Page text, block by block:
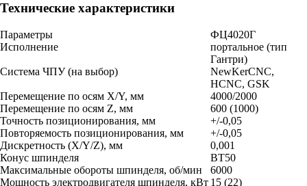
Технические характеристики
Параметры
ФЦ4020Г
Исполнение
портальное (тип
Гантри)
Система ЧПУ (на выбор)
NewKerCNC,
HCNC, GSK
Перемещение по осям X/Y, мм
4000/2000
Перемещение по осям Z, мм
600 (1000)
Точность позиционирования, мм
+/-0,05
Повторяемость позиционирования, мм
+/-0,05
Дискретность (X/Y/Z), мм
0,001
Конус шпинделя
BT50
Максимальные обороты шпинделя, об/мин
6000
Мощность электродвигателя шпинделя, кВт 15 (22)